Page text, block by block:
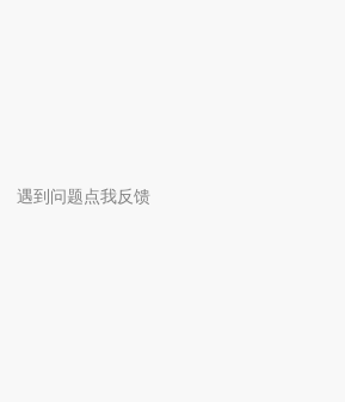
遇到问题点我反馈